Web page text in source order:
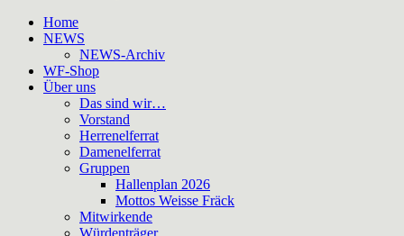
Home
NEWS
NEWS-Archiv
WF-Shop
Über uns
Das sind wir…
Vorstand
Herrenelferrat
Damenelferrat
Gruppen
Hallenplan 2026
Mottos Weisse Fräck
Mitwirkende
Würdenträger